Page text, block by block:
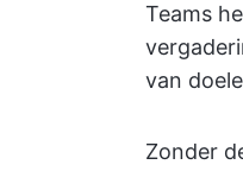
Teams
van
Zonder